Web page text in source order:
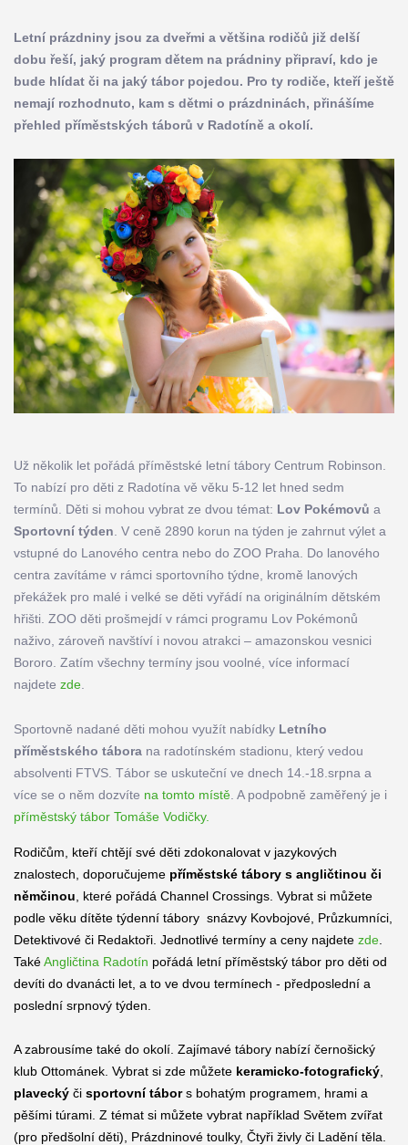
Letní prázdniny jsou za dveřmi a většina rodičů již delší
dobu řeší, jaký program dětem na prádniny připraví, kdo je
bude hlídat či na jaký tábor pojedou. Pro ty rodiče, kteří ještě
nemají rozhodnuto, kam s dětmi o prázdninách, přinášíme
přehled příměstských táborů v Radotíně a okolí.
Už několik let pořádá příměstské letní tábory Centrum Robinson.
To nabízí pro děti z Radotína vě věku 5-12 let hned sedm
termínů. Děti si mohou vybrat ze dvou témat: Lov Pokémovů a
Sportovní týden . V ceně 2890 korun na týden je zahrnut výlet a
vstupné do Lanového centra nebo do ZOO Praha. Do lanového
centra zavítáme v rámci sportovního týdne, kromě lanových
překážek pro malé i velké se děti vyřádí na originálním dětském
hřišti. ZOO děti prošmejdí v rámci programu Lov Pokémonů
naživo, zároveň navštíví i novou atrakci – amazonskou vesnici
Bororo. Zatím všechny termíny jsou voolné, více informací
najdete zde
Sportovně nadané děti mohou využít nabídky Letního
příměstského tábora na radotínském stadionu, který vedou
absolventi FTVS. Tábor se uskuteční ve dnech 14.-18.srpna a
více se o něm dozvíte na tomto místě . A podpobně zaměřený je i
příměstský tábor Tomáše Vodičky.
Rodičům, kteří chtějí své děti zdokonalovat v jazykových
znalostech, doporučujeme příměstské tábory s angličtinou či
němčinou , které pořádá Channel Crossings. Vybrat si můžete
podle věku dítěte týdenní tábory snázvy Kovbojové, Průzkumníci,
Detektivové či Redaktoři. Jednotlivé termíny a ceny najdete zde
TakéAngličtina Radotín pořádá letní příměstský tábor pro děti od
devíti do dvanácti let, a to ve dvou termínech - předposlední a
poslední srpnový týden.
A zabrousíme také do okolí. Zajímavé tábory nabízí černošický
klub Ottománek. Vybrat si zde můžete keramicko-fotografický
plavecký či sportovní tábors bohatým programem, hrami a
pěšími túrami. Z témat si můžete vybrat například Světem zvířat
(pro předšolní děti), Prázdninové toulky, Čtyři živly či Ladění těla.